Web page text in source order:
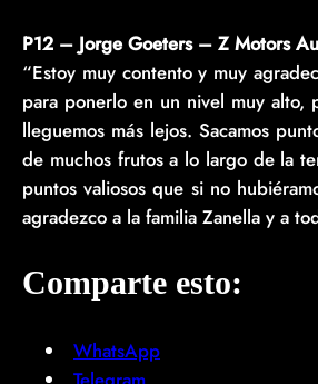
P12 – Jorge Goeters – Z Motors
“Estoy muy contento y muy
para ponerlo en un nivel muy alto,
lleguemos más lejos. Sacamos
de muchos frutos a lo largo de la
puntos valiosos que si no
agradezco a la familia Zanella y a
Comparte esto:
WhatsApp